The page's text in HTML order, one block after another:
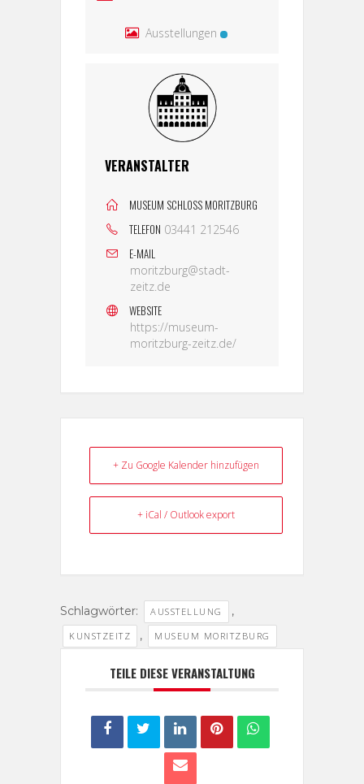
Ausstellungen
VERANSTALTER
MUSEUM SCHLOSS MORITZBURG
TELEFON 03441 212546
E-MAIL
moritzburg@stadt-
zeitz.de
WEBSITE
https://museum-
moritzburg-zeitz.de/
+ Zu Google Kalender hinzufügen
+ iCal / Outlook export
Schlagwörter: AUSSTELLUNG ,
KUNSTZEITZ , MUSEUM MORITZBURG
TEILE DIESE VERANSTALTUNG